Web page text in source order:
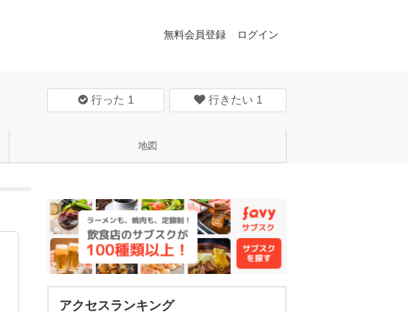
無料会員登録 ログイン
行った 1 行きたい 1
地図
アクセスランキング